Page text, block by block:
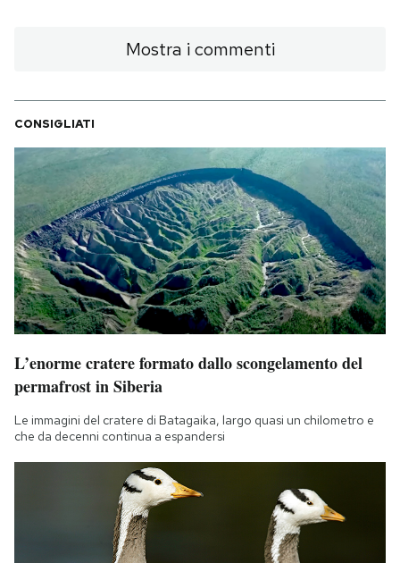
Mostra i commenti
CONSIGLIATI
L’enorme cratere formato dallo scongelamento del
permafrost in Siberia
Le immagini del cratere di Batagaika, largo quasi un chilometro e
che da decenni continua a espandersi